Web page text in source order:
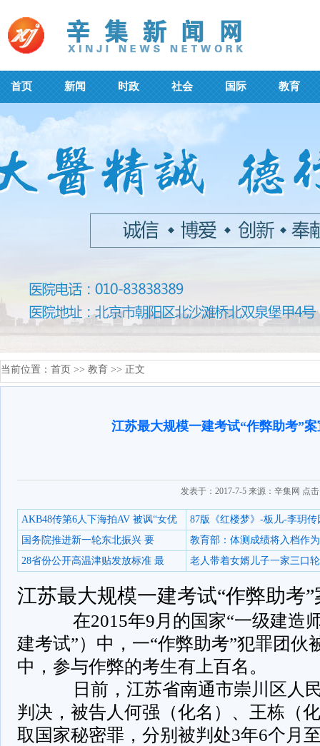
首页 新闻 时政 社会 国际 教育
当前位置： 首页 >> 教育 >> 正文
江苏最大规模一建考试“作弊助考”
发表于：2017-7-5 来源：辛集网 点
AKB48传第6人下海拍AV 被讽“女优
87版《红楼梦》-板儿-李玥传
国务院推进新一轮东北振兴 要
教育部：体测成绩将入档作
28省份公开高温津贴发放标准 最
老人带着女婿儿子一家三口
江苏最大规模一建考试“作弊助考
在2015年9月的国家“一级建造
建考试”）中，一“作弊助考”犯罪团伙
中，参与作弊的考生有上百名。
日前，江苏省南通市崇川区人
判决，被告人何强（化名）、王栋（
取国家秘密罪，分别被判处3年6个月